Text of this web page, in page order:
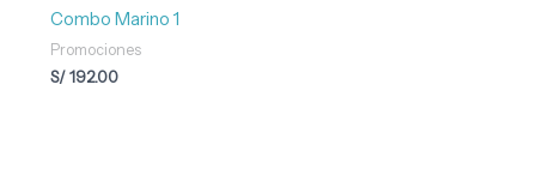
Combo Marino 1
Promociones
S/192.00